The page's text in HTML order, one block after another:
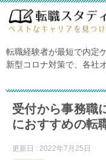
転職経験者が最短で内定
新型コロナ対策で、各社
受付から事務職
におすすめの転
更新日 : 2022年7月25日